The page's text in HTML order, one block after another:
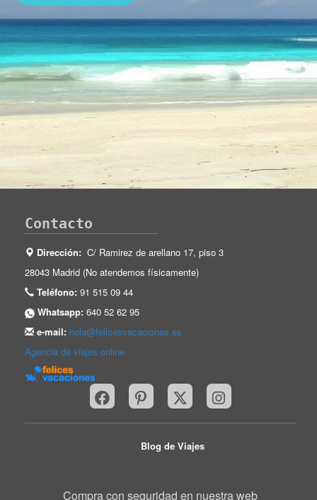
Contacto
Dirección: C/ Ramirez de arellano 17, piso 3
28043 Madrid (No atendemos físicamente)
Teléfono: 91 515 09 44
Whatsapp: 640 52 62 95
e-mail: hola@felicesvacaciones.es
Agencia de viajes online
Blog de Viajes
Compra con seguridad en nuestra web